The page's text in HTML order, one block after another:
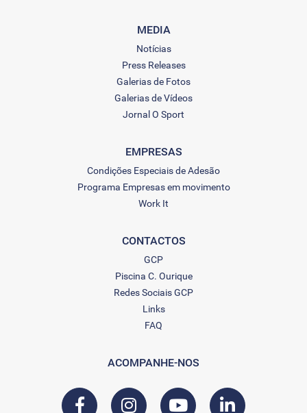
MEDIA
Notícias
Press Releases
Galerias de Fotos
Galerias de Vídeos
Jornal O Sport
EMPRESAS
Condições Especiais de Adesão
Programa Empresas em movimento
Work It
CONTACTOS
GCP
Piscina C. Ourique
Redes Sociais GCP
Links
FAQ
ACOMPANHE-NOS